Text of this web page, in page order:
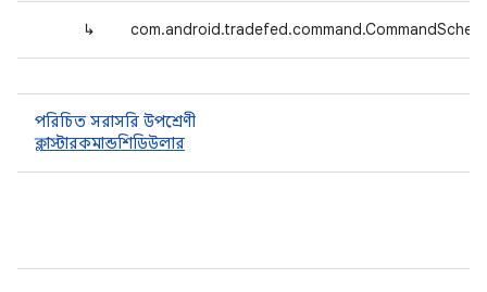
↳
পরিচিত সরাসরি উপশ্রেণী
ক্লাস্টারকমান্ডশিডিউলার